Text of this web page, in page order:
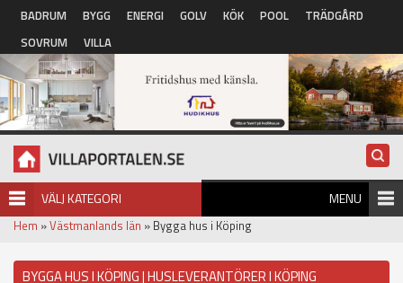
Hoppa till huvudinnehåll
BADRUM BYGG ENERGI GOLV KÖK POOL
TRÄDGÅRD
SOVRUM
VILLA
VÄLJ KATEGORI MENU
Hem »Västmanlands län » Bygga hus i Köping
BYGGA HUS I KÖPING | HUSLEVERANTÖRER I KÖPING